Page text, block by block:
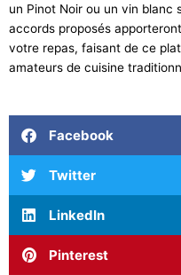
un Pinot Noir ou un vin blanc
accords proposés
votre repas, faisant de ce
amateurs de cuisine
Facebook
Twitter
LinkedIn
Pinterest